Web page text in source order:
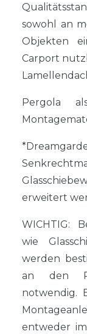
sowohl an
Objekten
Carport
Pergola
erweitert
WICHTIG:
wie
werden
an den
notwendig.
entweder